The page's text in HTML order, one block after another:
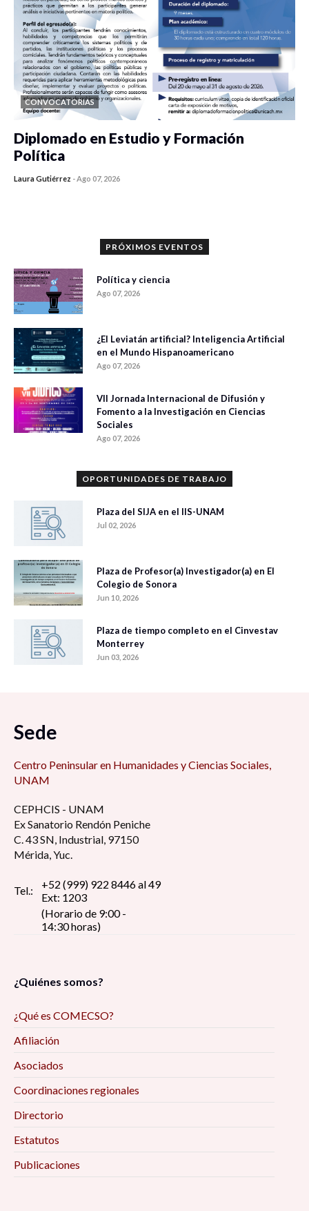
CONVOCATORIAS
Diplomado en Estudio y Formación
Política
Laura Gutiérrez -Ago 07, 2026
PRÓXIMOS EVENTOS
Política y ciencia
Ago 07, 2026
¿El Leviatán artificial? Inteligencia Artificial
en el Mundo Hispanoamericano
Ago 07, 2026
VII Jornada Internacional de Difusión y
Fomento a la Investigación en Ciencias
Sociales
Ago 07, 2026
OPORTUNIDADES DE TRABAJO
Plaza del SIJA en el IIS-UNAM
Jul 02, 2026
Plaza de Profesor(a) Investigador(a) en El
Colegio de Sonora
Jun 10, 2026
Plaza de tiempo completo en el Cinvestav
Monterrey
Jun 03, 2026
Sede
Centro Peninsular en Humanidades y Ciencias Sociales,
UNAM
CEPHCIS - UNAM
Ex Sanatorio Rendón Peniche
C. 43 SN, Industrial, 97150
Mérida, Yuc.
Tel.:
+52 (999) 922 8446 al 49
Ext: 1203
(Horario de 9:00 -
14:30 horas)
¿Quiénes somos?
¿Qué es COMECSO?
Afiliación
Asociados
Coordinaciones regionales
Directorio
Estatutos
Publicaciones